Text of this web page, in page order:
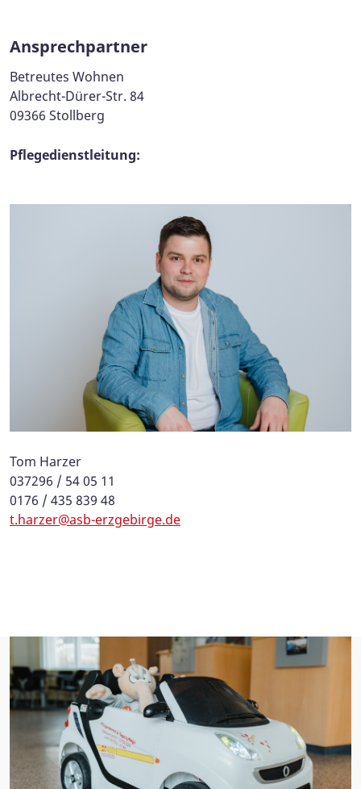
Ansprechpartner
Betreutes Wohnen
Albrecht-Dürer-Str. 84
09366 Stollberg
Pflegedienstleitung:
Tom Harzer
037296 / 54 05 11
0176 / 435 839 48
t.harzer@asb-erzgebirge.de